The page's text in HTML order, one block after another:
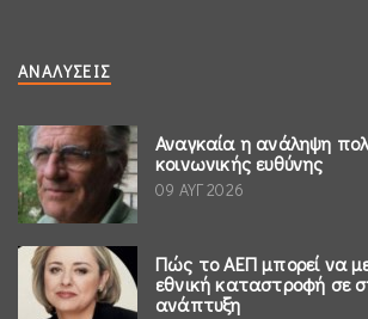
ΑΝΑΛΎΣΕΙΣ
Αναγκαία η ανάληψη
κοινωνικής ευθύνης
09 ΑΥΓ 2026
Πώς το ΑΕΠ μπορεί να
εθνική καταστροφή σε
ανάπτυξη